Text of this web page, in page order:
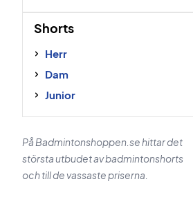
Shorts
Herr
Dam
Junior
På Badmintonshoppen.se hittar det
största utbudet av badmintonshorts
och till de vassaste priserna.